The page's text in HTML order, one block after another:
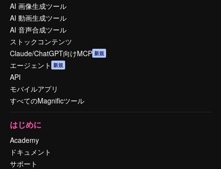
AI 画像生成ツール
AI 動画生成ツール
AI 音声合成ツール
ストックコンテンツ
Claude/ChatGPT向けMCP 新規
エージェント 新規
API
モバイルアプリ
すべてのMagnificツール
はじめに
Academy
ドキュメント
サポート